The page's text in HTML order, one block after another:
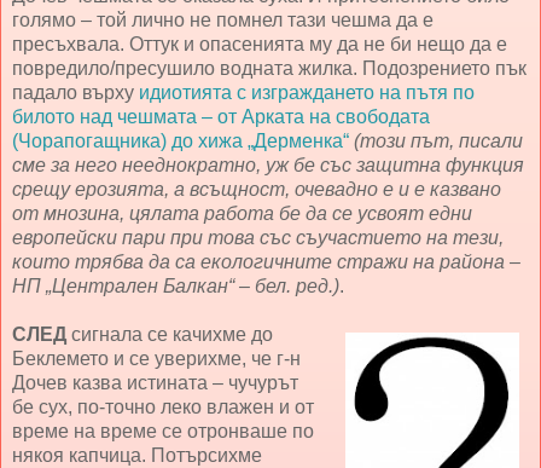
голямо – той лично не помнел тази чешма да е
пресъхвала. Оттук и опасенията му да не би нещо да е
повредило/пресушило водната жилка. Подозрението пък
падало върху идиотията с изграждането на пътя по
билото над чешмата – от Арката на свободата
(Чорапогащника) до хижа „Дерменка“ (този път, писали
сме за него нееднократно, уж бе със защитна функция
срещу ерозията, а всъщност, очевадно е и е казвано
от мнозина, цялата работа бе да се усвоят едни
европейски пари при това със съучастието на тези,
които трябва да са екологичните стражи на района –
НП „Централен Балкан“ – бел. ред.).
СЛЕД сигнала се качихме до
Беклемето и се уверихме, че г-н
Дочев казва истината – чучурът
бе сух, по-точно леко влажен и от
време на време се отронваше по
някоя капчица. Потърсихме